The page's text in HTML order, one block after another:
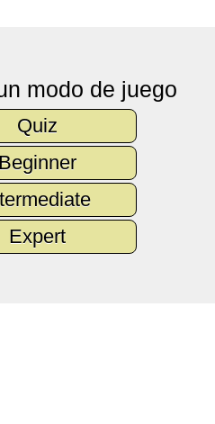
modo de juego
Quiz
Beginner
Expert